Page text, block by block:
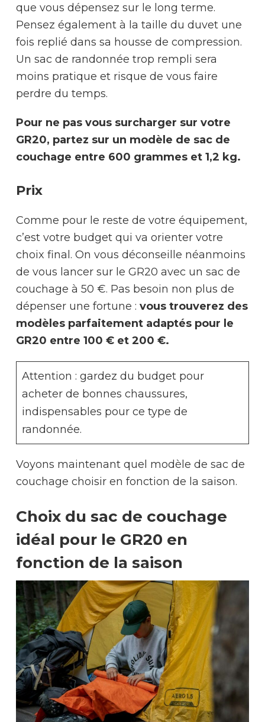
que vous dépensez sur le long terme.
Pensez également à la taille du duvet une
fois replié dans sa housse de compression.
Un sac de randonnée trop rempli sera
moins pratique et risque de vous faire
perdre du temps.
Pour ne pas vous surcharger sur votre
GR20, partez sur un modèle de sac de
couchage entre 600 grammes et 1,2 kg.
Prix
Comme pour le reste de votre équipement,
c’est votre budget qui va orienter votre
choix final. On vous déconseille néanmoins
de vous lancer sur le GR20 avec un sac de
couchage à 50 €. Pas besoin non plus de
dépenser une fortune : vous trouverez des
modèles parfaitement adaptés pour le
GR20 entre 100 € et 200 €.
Attention : gardez du budget pour
acheter de bonnes chaussures,
indispensables pour ce type de
randonnée.
Voyons maintenant quel modèle de sac de
couchage choisir en fonction de la saison.
Choix du sac de couchage
idéal pour le GR20 en
fonction de la saison